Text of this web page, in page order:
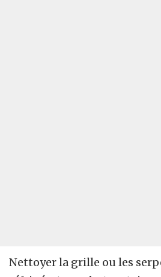
Nettoyer la grille ou les